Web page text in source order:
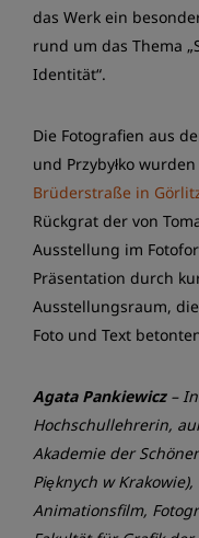
das Werk ein
rund um das Thema
Identität“.
Die Fotografien aus
und Przybyłko
Brüderstraße in
Rückgrat der von
Ausstellung im
Präsentation durch
Ausstellungsraum,
Foto und Text
Agata Pankiewicz–
Hochschullehrerin,
Akademie der
Pięknych w
Animationsfilm,